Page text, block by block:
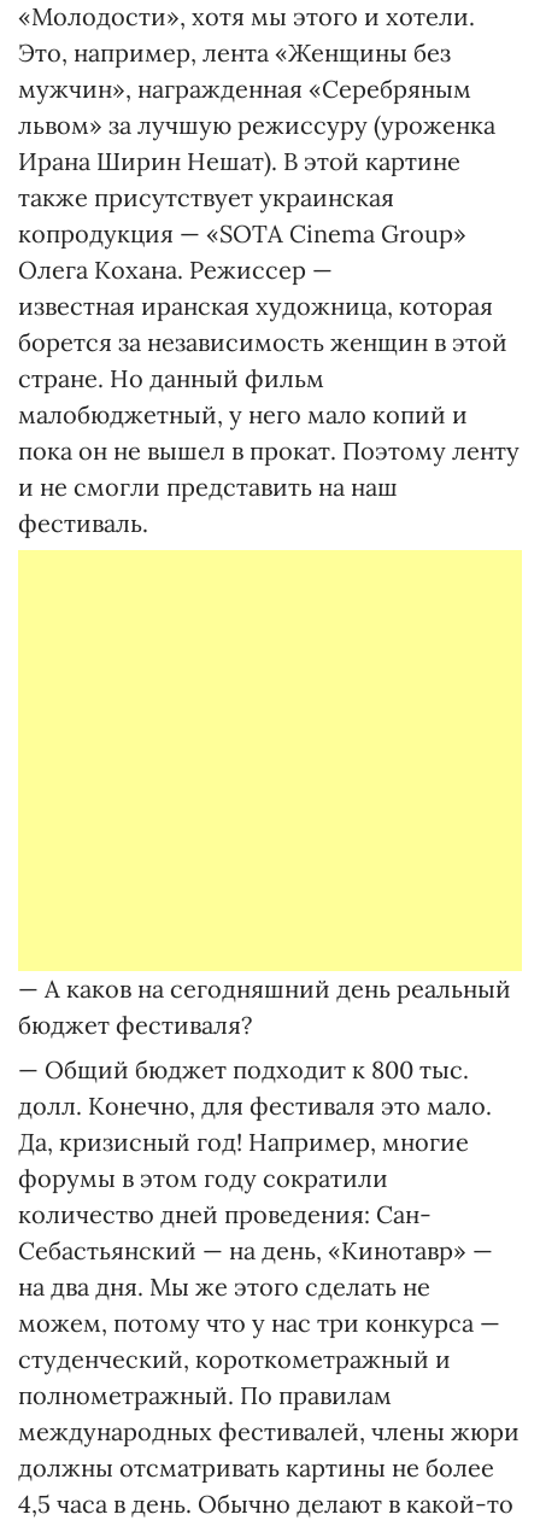
«Молодости», хотя мы этого и хотели.
Это, например, лента «Женщины без
мужчин», награжденная «Серебряным
львом» за лучшую режиссуру (уроженка
Ирана Ширин Нешат). В этой картине
также присутствует украинская
копродукция — «SOTA Cinema Group»
Олега Кохана. Режиссер —
известная иранская художница, которая
борется за независимость женщин в этой
стране. Но данный фильм
малобюджетный, у него мало копий и
пока он не вышел в прокат. Поэтому ленту
и не смогли представить на наш
фестиваль.
— А каков на сегодняшний день реальный
бюджет фестиваля?
— Общий бюджет подходит к 800 тыс.
долл. Конечно, для фестиваля это мало.
Да, кризисный год! Например, многие
форумы в этом году сократили
количество дней проведения: Сан-
Себастьянский — на день, «Кинотавр» —
на два дня. Мы же этого сделать не
можем, потому что у нас три конкурса —
студенческий, короткометражный и
полнометражный. По правилам
международных фестивалей, члены жюри
должны отсматривать картины не более
4,5 часа в день. Обычно делают в какой-то